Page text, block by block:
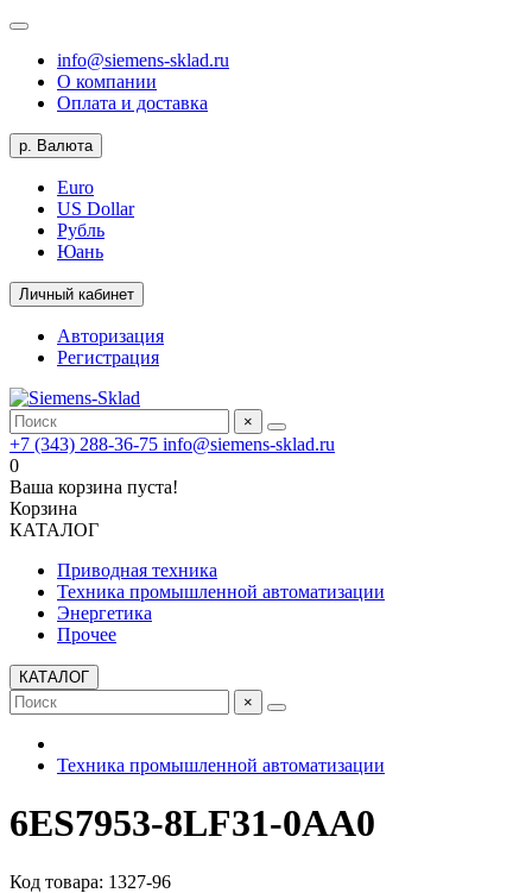
info@siemens-sklad.ru
О компании
Оплата и доставка
р. Валюта
Euro
US Dollar
Рубль
Юань
Личный кабинет
Авторизация
Регистрация
×
+7 (343) 288-36-75 info@siemens-sklad.ru
0
Ваша корзина пуста!
Корзина
КАТАЛОГ
Приводная техника
Техника промышленной автоматизации
Энергетика
Прочее
КАТАЛОГ
×
Техника промышленной автоматизации
6ES7953-8LF31-0AA0
Код товара: 1327-96